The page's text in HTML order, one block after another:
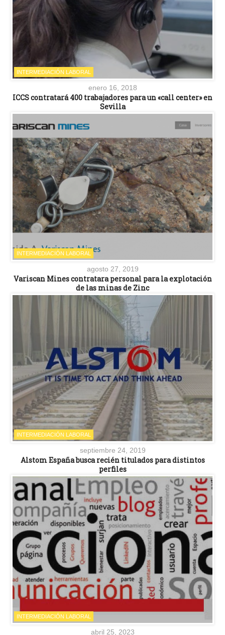
INTERMEDIACIÓN LABORAL
enero 16, 2018
ICCS contratará 400 trabajadores para un «call center» en
Sevilla
INTERMEDIACIÓN LABORAL
agosto 27, 2019
Variscan Mines contratara personal para la explotación
de las minas de Zinc
INTERMEDIACIÓN LABORAL
septiembre 24, 2019
Alstom España busca recién titulados para distintos
perfiles
INTERMEDIACIÓN LABORAL
abril 25, 2023